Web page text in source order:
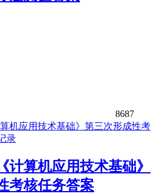
8687
计算机应用技术基础》
考核任务答案